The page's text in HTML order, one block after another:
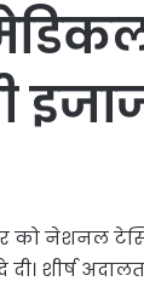
को नेशनल
शीर्ष